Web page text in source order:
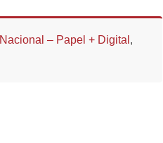
Nacional – Papel + Digital ,